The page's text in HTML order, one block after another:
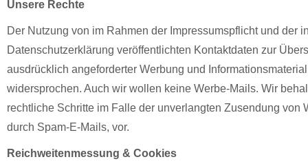
Unsere Rechte
Der Nutzung von im Rahmen der Impressumspflicht und der
Datenschutzerklärung veröffentlichten Kontaktdaten zur
ausdrücklich angeforderter Werbung und
widersprochen. Auch wir wollen keine Werbe-Mails. Wir
rechtliche Schritte im Falle der unverlangten Zusendung von
durch Spam-E-Mails, vor.
Reichweitenmessung & Cookies